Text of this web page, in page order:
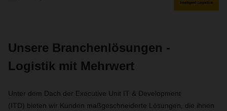
Unsere Branchenlösungen -
Logistik mit Mehrwert
Unter dem Dach der Executive Unit IT & Development
(ITD) bieten wir Kunden maßgeschneiderte Lösungen, die ihnen